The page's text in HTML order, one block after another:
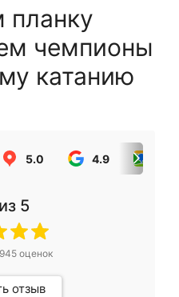
чемпионы
катанию
5.0 4.9
из 5
945оценок
отзыв